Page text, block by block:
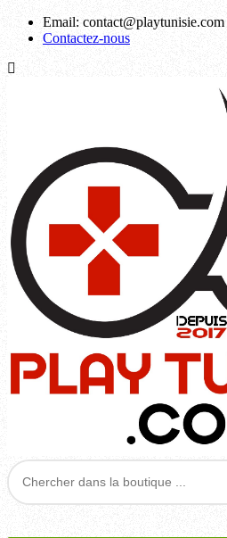
Email: contact@playtunisie.com
Contactez-nous